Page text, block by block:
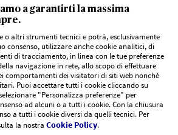
a garantirti la massima
o altri strumenti tecnici e potrà, esclusivamente
consenso, utilizzare anche cookie analitici, di
di tracciamento, in linea con le tue preferenze
navigazione in rete, allo scopo di effettuare
comportamenti dei visitatori di siti web nonché
Puoi accettare tutti i cookie cliccando su
"Personalizza preferenze" per
ad alcuni o a tutti i cookie. Con la chiusura
a tutti i cookie diversi da quelli tecnici. Per
la nostra Cookie Policy.